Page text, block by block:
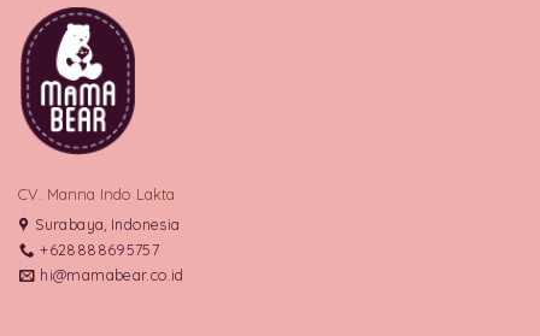
CV. Manna Indo Lakta
Surabaya, Indonesia
+628888695757
hi@mamabear.co.id